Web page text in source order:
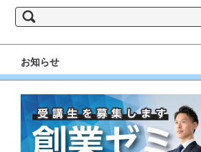
索:
お知らせ